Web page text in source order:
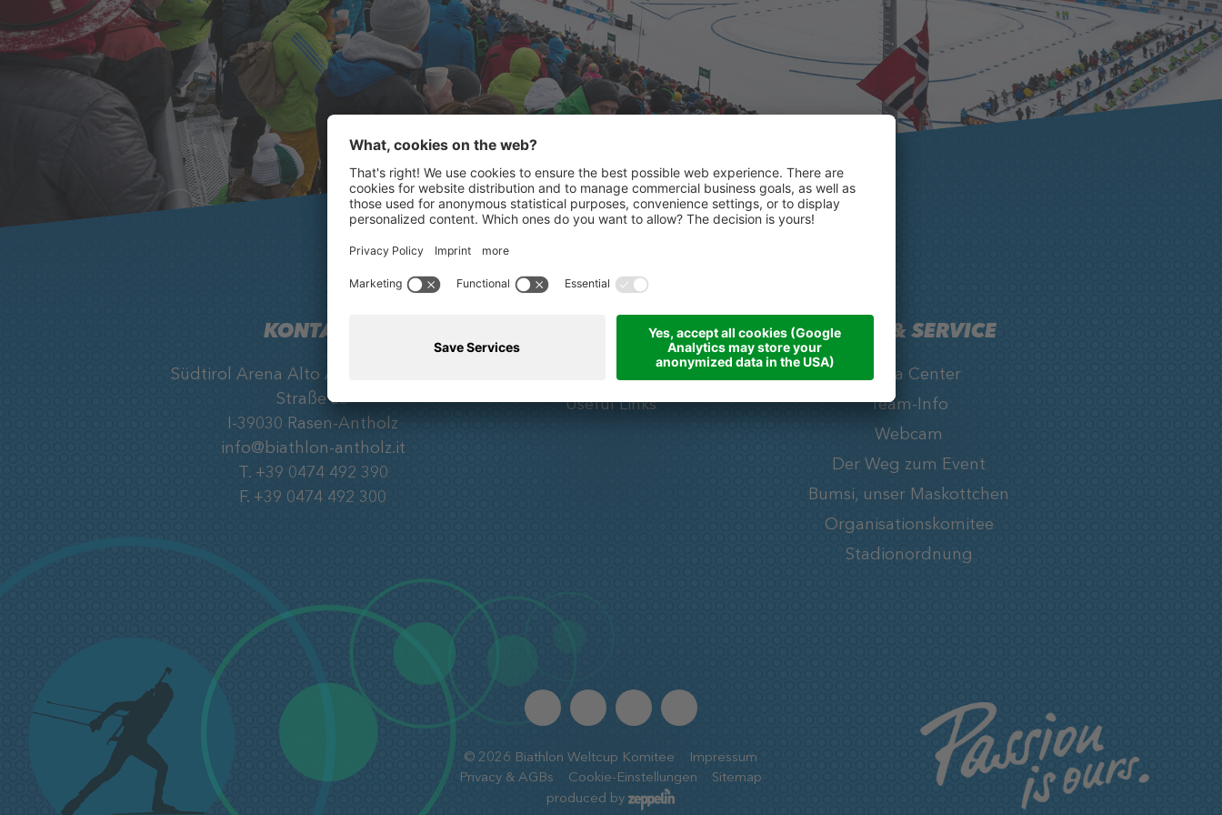
KONTAKT
Südtirol Arena Alto Adige, Obertaler
Straße 33
I-39030 Rasen-Antholz
info@biathlon-antholz.it
T. +39 0474 492 390
F. +39 0474 492 300
STARKE PARTNER
Partner & Sponsoren
Useful Links
INFOS & SERVICE
Media Center
Team-Info
Webcam
Der Weg zum Event
Bumsi, unser Maskottchen
Organisationskomitee
Stadionordnung
©2026 Biathlon Weltcup Komitee
Impressum
Privacy & AGBs
Cookie-Einstellungen
Sitemap
produced by